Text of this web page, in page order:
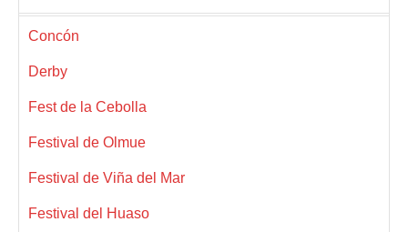
Concón
Derby
Fest de la Cebolla
Festival de Olmue
Festival de Viña del Mar
Festival del Huaso